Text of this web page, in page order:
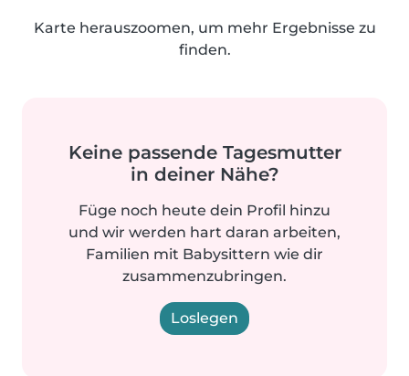
Karte herauszoomen, um mehr Ergebnisse zu
finden.
Keine passende Tagesmutter
in deiner Nähe?
Füge noch heute dein Profil hinzu
und wir werden hart daran arbeiten,
Familien mit Babysittern wie dir
zusammenzubringen.
Loslegen